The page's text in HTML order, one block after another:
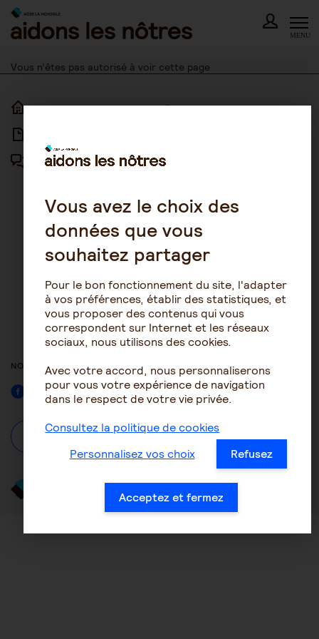
Skip
content
MENU
Vous n’êtes pas autorisé à voir cette page
ACCUEIL
FORUM
PLAN DU SITE
D’UTILISATION
POLITIQUE DE PROTECTION DES
GESTION DES COOKIES
ACCESSIBILITÉ : NON
CONFORME
NOUS SUIVRE
Facebook
À propos Se connecter / S'inscrire
Vous avez le choix des
données que vous
souhaitez partager
Pour le bon fonctionnement du site, l'adapter
à vos préférences, établir des statistiques, et
vous proposer des contenus qui vous
correspondent sur Internet et les réseaux
sociaux, nous utilisons des cookies.
Avec votre accord, nous personnaliserons
pour vous votre expérience de navigation
dans le respect de votre vie privée.
Consultez la politique de cookies
Personnalisez vos choix
Refusez
Acceptez et fermez